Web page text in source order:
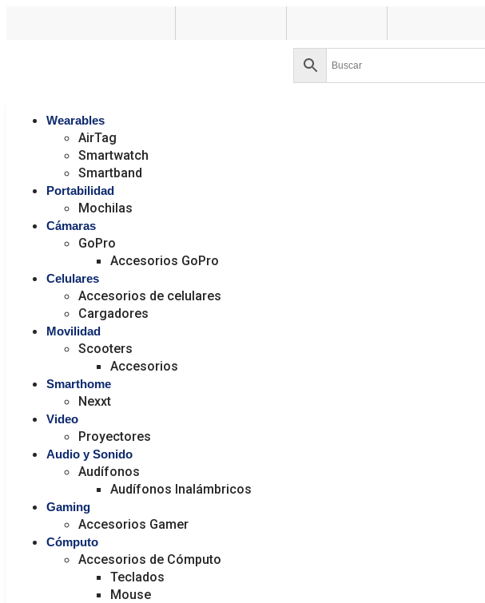
Wearables
AirTag
Smartwatch
Smartband
Portabilidad
Mochilas
Cámaras
GoPro
Accesorios GoPro
Celulares
Accesorios de celulares
Cargadores
Movilidad
Scooters
Accesorios
Smarthome
Nexxt
Video
Proyectores
Audio y Sonido
Audífonos
Audífonos Inalámbricos
Gaming
Accesorios Gamer
Cómputo
Accesorios de Cómputo
Teclados
Mouse